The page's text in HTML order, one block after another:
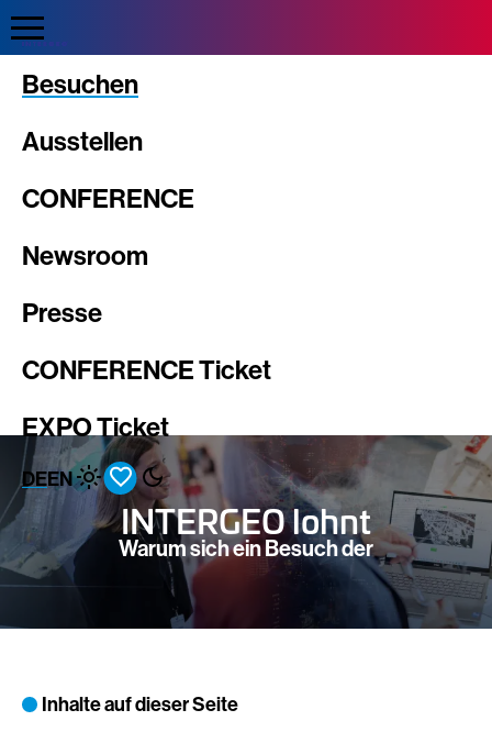
Besuchen
Ausstellen
CONFERENCE
Newsroom
Presse
CONFERENCE Ticket
EXPO Ticket
DEEN
INTERGEO lohnt
Warum sich ein Besuch der
Inhalte auf dieser Seite